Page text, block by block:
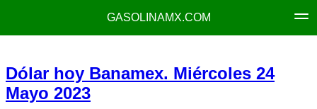
GASOLINAMX.COM
Dólar hoy Banamex. Miércoles 24
Mayo 2023